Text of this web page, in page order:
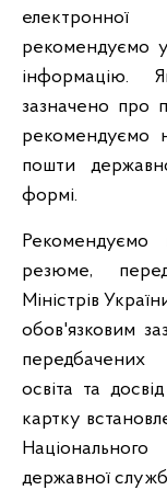
рекомендуємо
інформацію.
зазначено про
рекомендуємо
пошти
формі.
Рекомендуємо
резюме,
Міністрів
обов'язковим
передбачених
освіта та
картку
державної